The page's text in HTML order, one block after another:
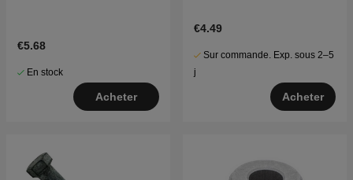
€5.68
En stock
Acheter
€4.49
Sur commande. Exp. sous 2–5
j
Acheter